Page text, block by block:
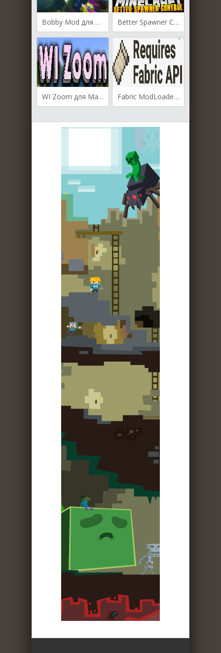
Bobby Mod для Майнкрафт [1.19.4, 1.19.2, 1.19.2] Better Spawner Control для Майнкрафт [1.19.4, 1.19.3, 1.19.2]
WI Zoom для Майнкрафт [1.19.4, 1.19.3, 1.19.2] Fabric ModLoader для Майнкрафт [1.14.4, 1.15, 1.15.1, 1.15.2]